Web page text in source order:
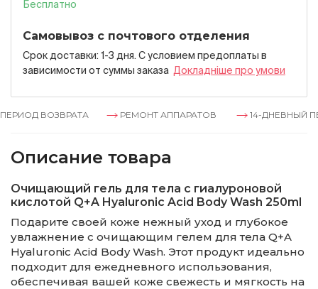
Бесплатно
Самовывоз с почтового отделения
Срок доставки: 1-3 дня. С условием предоплаты в
зависимости от суммы заказа Докладнiше про умови
ВОЗВРАТА РЕМОНТ АППАРАТОВ 14-ДНЕВНЫЙ
Описание товара
Очищающий гель для тела с гиалуроновой
кислотой Q+A Hyaluronic Acid Body Wash 250ml
Подарите своей коже нежный уход и глубокое
увлажнение с очищающим гелем для тела Q+A
Hyaluronic Acid Body Wash. Этот продукт идеально
подходит для ежедневного использования,
обеспечивая вашей коже свежесть и мягкость на